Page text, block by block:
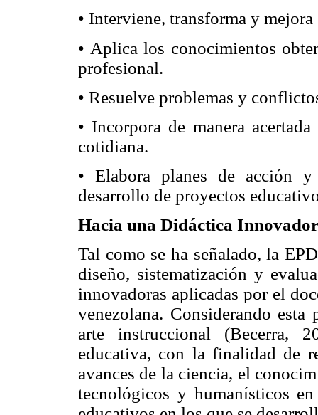
• Interviene, transforma y
• Aplica los conocimientos
profesional.
• Resuelve problemas y
• Incorpora de manera
cotidiana.
• Elabora planes de acción
desarrollo de proyectos
Hacia una Didáctica
Tal como se ha señalado, la
diseño, sistematización y
innovadoras aplicadas por el
venezolana. Considerando
arte instruccional (Becerra,
educativa, con la finalidad de
avances de la ciencia, el
tecnológicos y humanísticos